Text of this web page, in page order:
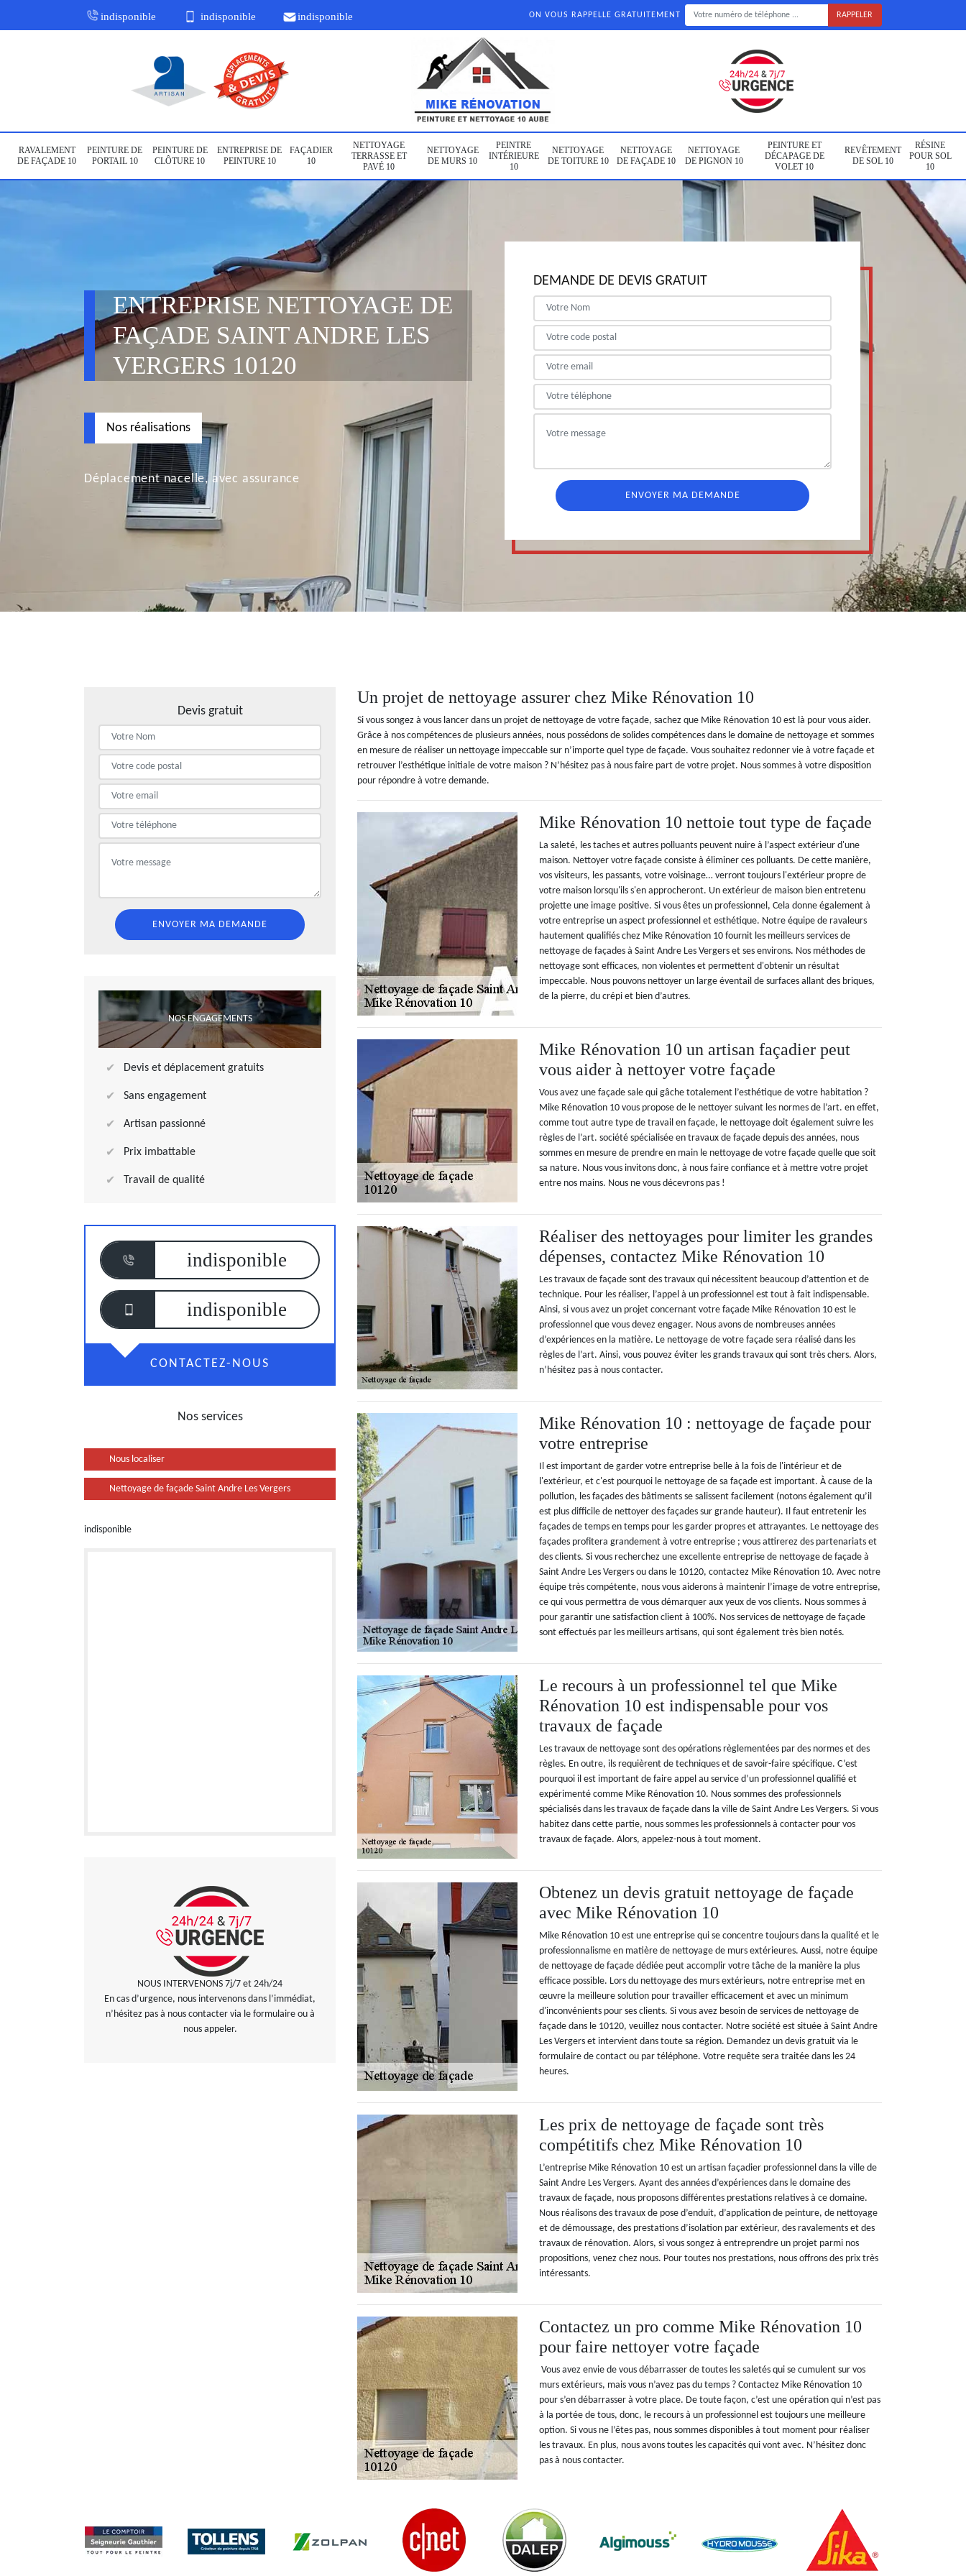
indisponible indisponible indisponible ON VOUS RAPPELLE GRATUITEMENT
RAVALEMENT
DE FAÇADE 10
PEINTURE DE
PORTAIL 10
PEINTURE DE
CLÔTURE 10
ENTREPRISE DE
PEINTURE 10
FAÇADIER
10
NETTOYAGE
TERRASSE ET
PAVÉ 10
NETTOYAGE
DE MURS 10
PEINTRE
INTÉRIEURE
10
NETTOYAGE
DE TOITURE 10
NETTOYAGE
DE FAÇADE 10
NETTOYAGE
DE PIGNON 10
PEINTURE ET
DÉCAPAGE DE
VOLET 10
REVÊTEMENT
DE SOL 10
RÉSINE
POUR SOL
10
ENTREPRISE NETTOYAGE DE
FAÇADE SAINT ANDRE LES
VERGERS 10120
Nos réalisations
Déplacement nacelle, avec assurance
DEMANDE DE DEVIS GRATUIT
Devis gratuit
NOS ENGAGEMENTS
Devis et déplacement gratuits
Sans engagement
Artisan passionné
Prix imbattable
Travail de qualité
indisponible
indisponible
CONTACTEZ-NOUS
Nos services
Nous localiser
Nettoyage de façade Saint Andre Les Vergers
indisponible
NOUS INTERVENONS 7j/7 et 24h/24
En cas d’urgence, nous intervenons dans l’immédiat,
n’hésitez pas à nous contacter via le formulaire ou à
nous appeler.
Un projet de nettoyage assurer chez Mike Rénovation 10
Si vous songez à vous lancer dans un projet de nettoyage de votre façade, sachez que Mike Rénovation 10 est là pour vous aider.
Grâce à nos compétences de plusieurs années, nous possédons de solides compétences dans le domaine de nettoyage et sommes
en mesure de réaliser un nettoyage impeccable sur n’importe quel type de façade. Vous souhaitez redonner vie à votre façade et
retrouver l’esthétique initiale de votre maison ? N’hésitez pas à nous faire part de votre projet. Nous sommes à votre disposition
pour répondre à votre demande.
Mike Rénovation 10 nettoie tout type de façade
La saleté, les taches et autres polluants peuvent nuire à l’aspect extérieur d'une
maison. Nettoyer votre façade consiste à éliminer ces polluants. De cette manière,
vos visiteurs, les passants, votre voisinage… verront toujours l'extérieur propre de
votre maison lorsqu'ils s'en approcheront. Un extérieur de maison bien entretenu
projette une image positive. Si vous êtes un professionnel, Cela donne également à
votre entreprise un aspect professionnel et esthétique. Notre équipe de ravaleurs
hautement qualifiés chez Mike Rénovation 10 fournit les meilleurs services de
nettoyage de façades à Saint Andre Les Vergers et ses environs. Nos méthodes de
nettoyage sont efficaces, non violentes et permettent d'obtenir un résultat
impeccable. Nous pouvons nettoyer un large éventail de surfaces allant des briques,
de la pierre, du crépi et bien d’autres.
Mike Rénovation 10 un artisan façadier peut
vous aider à nettoyer votre façade
Vous avez une façade sale qui gâche totalement l’esthétique de votre habitation ?
Mike Rénovation 10 vous propose de le nettoyer suivant les normes de l’art. en effet,
comme tout autre type de travail en façade, le nettoyage doit également suivre les
règles de l’art. société spécialisée en travaux de façade depuis des années, nous
sommes en mesure de prendre en main le nettoyage de votre façade quelle que soit
sa nature. Nous vous invitons donc, à nous faire confiance et à mettre votre projet
entre nos mains. Nous ne vous décevrons pas !
Réaliser des nettoyages pour limiter les grandes
dépenses, contactez Mike Rénovation 10
Les travaux de façade sont des travaux qui nécessitent beaucoup d’attention et de
technique. Pour les réaliser, l’appel à un professionnel est tout à fait indispensable.
Ainsi, si vous avez un projet concernant votre façade Mike Rénovation 10 est le
professionnel que vous devez engager. Nous avons de nombreuses années
d’expériences en la matière. Le nettoyage de votre façade sera réalisé dans les
règles de l’art. Ainsi, vous pouvez éviter les grands travaux qui sont très chers. Alors,
n’hésitez pas à nous contacter.
Mike Rénovation 10 : nettoyage de façade pour
votre entreprise
Il est important de garder votre entreprise belle à la fois de l'intérieur et de
l'extérieur, et c'est pourquoi le nettoyage de sa façade est important. À cause de la
pollution, les façades des bâtiments se salissent facilement (notons également qu’il
est plus difficile de nettoyer des façades sur grande hauteur). Il faut entretenir les
façades de temps en temps pour les garder propres et attrayantes. Le nettoyage des
façades profitera grandement à votre entreprise ; vous attirerez des partenariats et
des clients. Si vous recherchez une excellente entreprise de nettoyage de façade à
Saint Andre Les Vergers ou dans le 10120, contactez Mike Rénovation 10. Avec notre
équipe très compétente, nous vous aiderons à maintenir l’image de votre entreprise,
ce qui vous permettra de vous démarquer aux yeux de vos clients. Nous sommes à
pour garantir une satisfaction client à 100%. Nos services de nettoyage de façade
sont effectués par les meilleurs artisans, qui sont également très bien notés.
Le recours à un professionnel tel que Mike
Rénovation 10 est indispensable pour vos
travaux de façade
Les travaux de nettoyage sont des opérations règlementées par des normes et des
règles. En outre, ils requièrent de techniques et de savoir-faire spécifique. C’est
pourquoi il est important de faire appel au service d’un professionnel qualifié et
expérimenté comme Mike Rénovation 10. Nous sommes des professionnels
spécialisés dans les travaux de façade dans la ville de Saint Andre Les Vergers. Si vous
habitez dans cette partie, nous sommes les professionnels à contacter pour vos
travaux de façade. Alors, appelez-nous à tout moment.
Obtenez un devis gratuit nettoyage de façade
avec Mike Rénovation 10
Mike Rénovation 10 est une entreprise qui se concentre toujours dans la qualité et le
professionnalisme en matière de nettoyage de murs extérieures. Aussi, notre équipe
de nettoyage de façade dédiée peut accomplir votre tâche de la manière la plus
efficace possible. Lors du nettoyage des murs extérieurs, notre entreprise met en
œuvre la meilleure solution pour travailler efficacement et avec un minimum
d'inconvénients pour ses clients. Si vous avez besoin de services de nettoyage de
façade dans le 10120, veuillez nous contacter. Notre société est située à Saint Andre
Les Vergers et intervient dans toute sa région. Demandez un devis gratuit via le
formulaire de contact ou par téléphone. Votre requête sera traitée dans les 24
heures.
Les prix de nettoyage de façade sont très
compétitifs chez Mike Rénovation 10
L’entreprise Mike Rénovation 10 est un artisan façadier professionnel dans la ville de
Saint Andre Les Vergers. Ayant des années d’expériences dans le domaine des
travaux de façade, nous proposons différentes prestations relatives à ce domaine.
Nous réalisons des travaux de pose d’enduit, d’application de peinture, de nettoyage
et de démoussage, des prestations d’isolation par extérieur, des ravalements et des
travaux de rénovation. Alors, si vous songez à entreprendre un projet parmi nos
propositions, venez chez nous. Pour toutes nos prestations, nous offrons des prix très
intéressants.
Contactez un pro comme Mike Rénovation 10
pour faire nettoyer votre façade
Vous avez envie de vous débarrasser de toutes les saletés qui se cumulent sur vos
murs extérieurs, mais vous n’avez pas du temps ? Contactez Mike Rénovation 10
pour s’en débarrasser à votre place. De toute façon, c’est une opération qui n’est pas
à la portée de tous, donc, le recours à un professionnel est toujours une meilleure
option. Si vous ne l’êtes pas, nous sommes disponibles à tout moment pour réaliser
les travaux. En plus, nous avons toutes les capacités qui vont avec. N’hésitez donc
pas à nous contacter.